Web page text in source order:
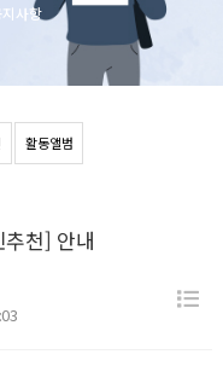
활동앨범
사항
천] 안내